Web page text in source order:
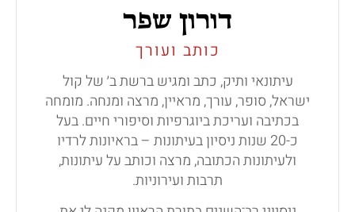
דורון שפר
כותב ועורך
עיתונאי ותיק, כתב ומגיש ברשת ב׳ של קול
ישראל, סופר, עורך, מראיין, מרצה ומנחה. מומחה
בכתיבה ועריכת ביוגרפיות וסיפורי חיים. בעל
כ-20 שנות ניסיון בעיתונות – בראיונות לרדיו
ולעיתונות הכתובה, מרצה וכותב על עיתונות,
תרבות ועירוניות.